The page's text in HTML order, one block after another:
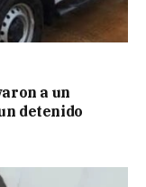
a un
detenido